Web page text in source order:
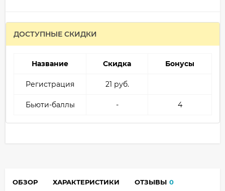
ДОСТУПНЫЕ СКИДКИ
Название Скидка Бонусы
Регистрация 21 руб.
Бьюти-баллы - 4
ОБЗОР ХАРАКТЕРИСТИКИ ОТЗЫВЫ 0